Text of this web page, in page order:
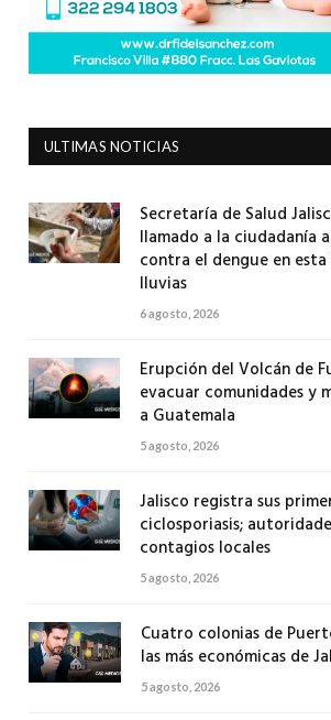
ULTIMAS NOTICIAS
Secretaría de Salud
llamado a la ciudadanía
contra el dengue en
lluvias
6 agosto, 2026
Erupción del Volcán de
evacuar comunidades y
a Guatemala
5 agosto, 2026
Jalisco registra sus
ciclosporiasis;
contagios locales
5 agosto, 2026
Cuatro colonias de
las más económicas de
5 agosto, 2026